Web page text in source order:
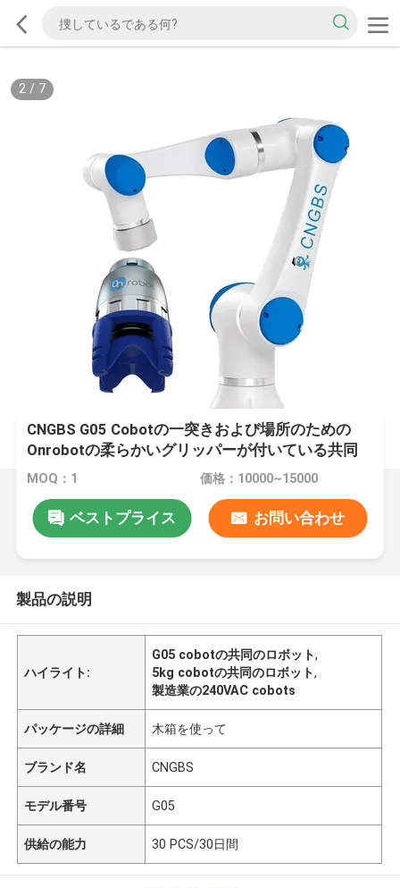
2/ 7
CNGBS G05 Cobotの一突きおよび場所のための
Onrobotの柔らかいグリッパーが付いている共同
のロボット5kgペイロードCobot
MOQ：1 価格：10000~15000
ベストプライス お問い合わせ
製品の説明
ハイライト:
G05 cobotの共同のロボット,
5kg cobotの共同のロボット,
製造業の240VAC cobots
パッケージの詳細 木箱を使って
ブランド名 CNGBS
モデル番号 G05
供給の能力 30 PCS/30日間